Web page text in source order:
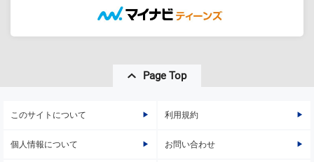
Page Top
このサイトについて 利用規約
個人情報について お問い合わせ